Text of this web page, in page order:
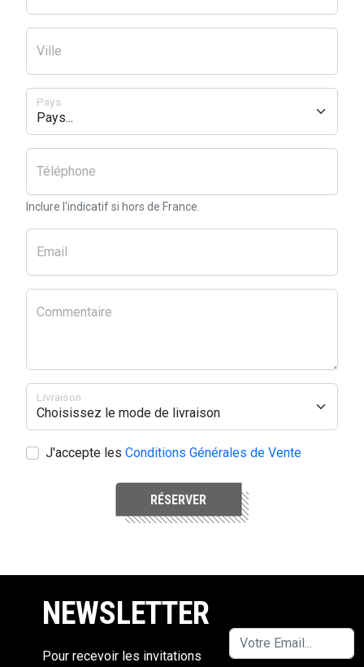
Ville
Pays
Téléphone
Inclure l'indicatif si hors de France.
Email
Commentaire
Livraison
J'accepte les Conditions Générales de Vente
RÉSERVER
NEWSLETTER
Pour recevoir les invitations